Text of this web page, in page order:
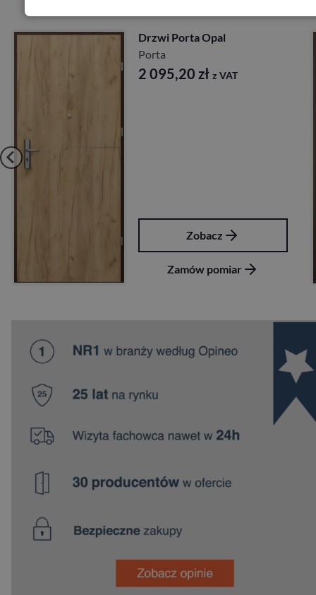
Drzwi Porta Akustyczne
Porta
Zobacz
Zamów pomiar